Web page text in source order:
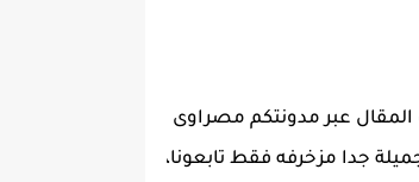
عبر مدونتكم مصراوى
جدا مزخرفه فقط تابعونا،